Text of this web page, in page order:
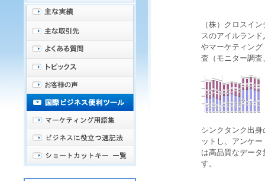
（株）クロスイ
スのアイルラン
やマーケティン
査 （ モニター調査
シンクタンク出
ットし、 アンケー
は高品質なデータ
す。